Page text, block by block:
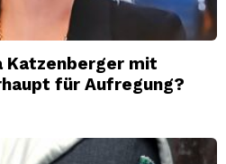
Katzenberger mit
für Aufregung?